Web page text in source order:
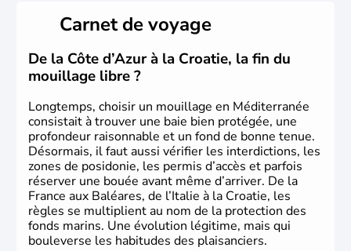
Alpes jusqu’à l’Adriatique. Sa capitale est
devenue très touristique depuis une quinzaine d’années,
les villes les plus visitées s’appellentSplitet Dubrovnik
Plus de neuf millions de personnes transitent chaque
année par le pays.
Carnet de voyage
De la Côte d’Azur à la Croatie, la fin du
mouillage libre ?
Longtemps, choisir un mouillage en Méditerranée
consistait à trouver une baie bien protégée, une
profondeur raisonnable et un fond de bonne tenue.
Désormais, il faut aussi vérifier les interdictions, les
zones de posidonie, les permis d’accès et parfois
réserver une bouée avant même d’arriver. De la
France aux Baléares, de l’Italie à la Croatie, les
règles se multiplient au nom de la protection des
fonds marins. Une évolution légitime, mais qui
bouleverse les habitudes des plaisanciers.